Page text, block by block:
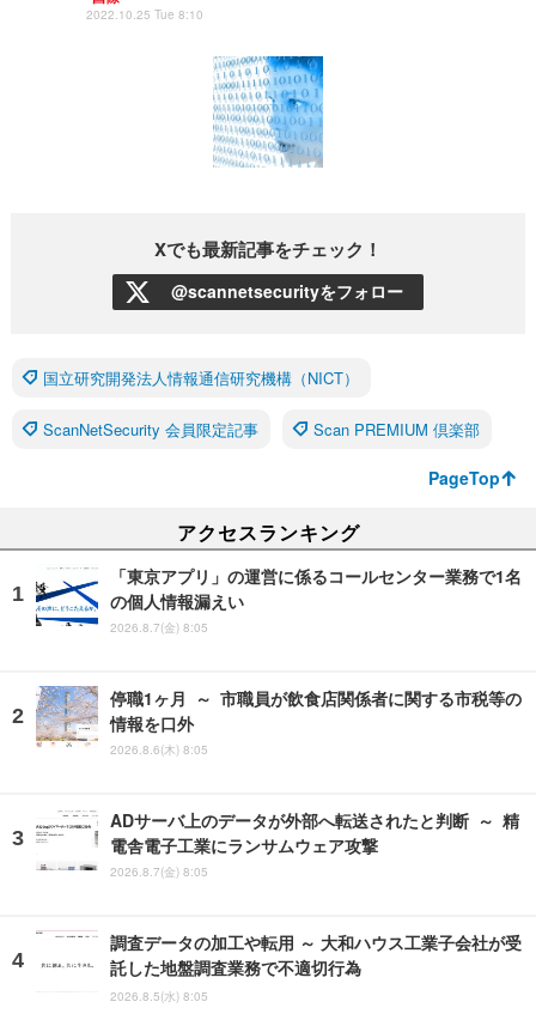
2022.10.25 Tue 8:10
Xでも最新記事をチェック！
@scannetsecurityをフォロー
国立研究開発法人情報通信研究機構（NICT）
ScanNetSecurity 会員限定記事 Scan PREMIUM 倶楽部
PageTop
アクセスランキング
「東京アプリ」の運営に係るコールセンター業務で1名
の個人情報漏えい
2026.8.7(金) 8:05
停職1ヶ月 ～ 市職員が飲食店関係者に関する市税等の
情報を口外
2026.8.6(木) 8:05
ADサーバ上のデータが外部へ転送されたと判断 ～ 精
電舎電子工業にランサムウェア攻撃
2026.8.7(金) 8:05
調査データの加工や転用 ～ 大和ハウス工業子会社が受
託した地盤調査業務で不適切行為
2026.8.5(水) 8:05